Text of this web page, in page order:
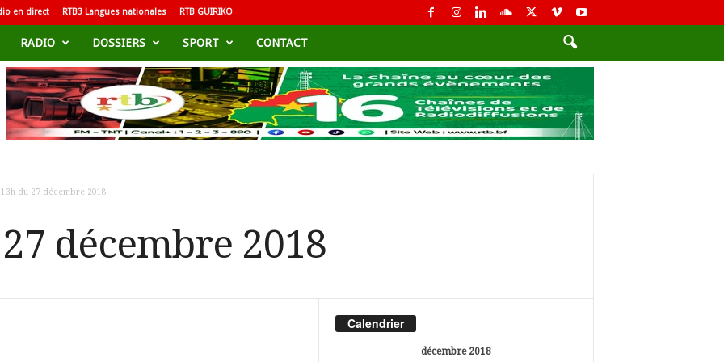
en direct RTB3 Langues nationales RTB GUIRIKO
RADIO DOSSIERS SPORT CONTACT
13h du 27 décembre 2018
décembre 2018
Calendrier
décembre 2018